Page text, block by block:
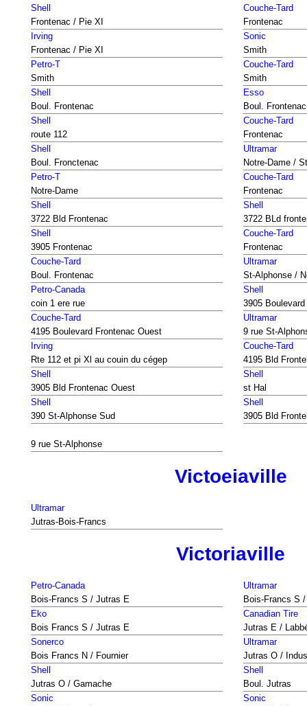
Shell
Frontenac / Pie XI
Couche-Tard
Frontenac
Irving
Frontenac / Pie XI
Sonic
Smith
Petro-T
Smith
Couche-Tard
Smith
Shell
Boul. Frontenac
Esso
Boul. Frontenac
Shell
route 112
Couche-Tard
Frontenac
Shell
Boul. Fronctenac
Ultramar
Notre-Dame /
Petro-T
Notre-Dame
Couche-Tard
Frontenac
Shell
3722 Bld Frontenac
Shell
3722 BLd
Shell
3905 Frontenac
Couche-Tard
Frontenac
Couche-Tard
Boul. Frontenac
Ultramar
St-Alphonse /
Petro-Canada
coin 1 ere rue
Shell
3905
Couche-Tard
4195 Boulevard Frontenac Ouest
Ultramar
9 rue St-
Irving
Rte 112 et pi Xl au couin du cégep
Couche-Tard
4195 Bld
Shell
3905 Bld Frontenac Ouest
Shell
st Hal
Shell
390 St-Alphonse Sud
Shell
3905 Bld
9 rue St-Alphonse
Victoeiaville
Ultramar
Jutras-Bois-Francs
Victoriaville
Petro-Canada
Bois-Francs S / Jutras E
Ultramar
Bois-Francs S
Eko
Bois Francs S / Jutras E
Canadian Tire
Jutras E /
Sonerco
Bois Francs N / Fournier
Ultramar
Jutras O /
Shell
Jutras O / Gamache
Shell
Boul. Jutras
Sonic
Sonic